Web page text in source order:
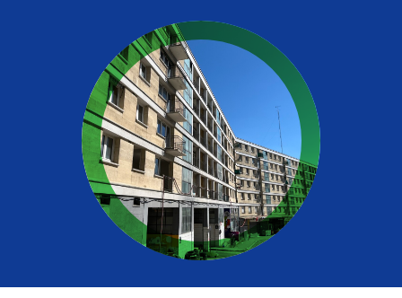
Où déposer mes déchets ?
Détenteurs de déchets
Mon espace